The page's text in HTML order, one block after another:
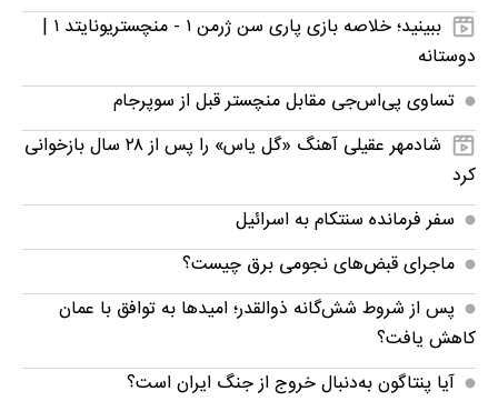
ببینید؛ خلاصه بازی پاری سن ژرمن ۱ - منچستریونایتد ۱ |
دوستانه
تساوی پی‌اس‌جی مقابل منچستر قبل از سوپرجام
شادمهر عقیلی آهنگ «گل یاس» را پس از ۲۸ سال بازخوانی
کرد
سفر فرمانده سنتکام به اسرائیل
ماجرای قبض‌های نجومی برق چیست؟
پس از شروط شش‌گانه ذوالقدر؛ امیدها به توافق با عمان
کاهش یافت؟
آیا پنتاگون به‌دنبال خروج از جنگ ایران است؟